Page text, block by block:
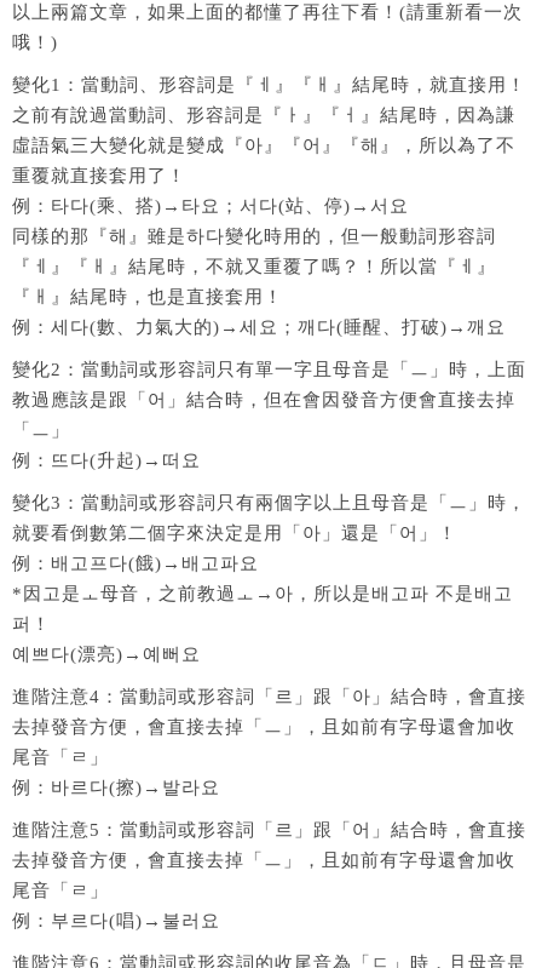
以上兩篇文章，如果上面的都懂了再往下看！(請重新看一次
哦！)
變化1：當動詞、形容詞是『ㅔ』『ㅐ』結尾時，就直接用！
之前有說過當動詞、形容詞是『ㅏ』『ㅓ』結尾時，因為謙
虛語氣三大變化就是變成『아』『어』『해』，所以為了不
重覆就直接套用了！
例：타다(乘、搭)→타요；서다(站、停)→서요
同樣的那『해』雖是하다變化時用的，但一般動詞形容詞
『ㅔ』『ㅐ』結尾時，不就又重覆了嗎？！所以當『ㅔ』
『ㅐ』結尾時，也是直接套用！
例：세다(數、力氣大的)→세요；깨다(睡醒、打破)→깨요
變化2：當動詞或形容詞只有單一字且母音是「ㅡ」時，上面
教過應該是跟「어」結合時，但在會因發音方便會直接去掉
「ㅡ」
例：뜨다(升起)→떠요
變化3：當動詞或形容詞只有兩個字以上且母音是「ㅡ」時，
就要看倒數第二個字來決定是用「아」還是「어」！
例：배고프다(餓)→배고파요
*因고是ㅗ母音，之前教過ㅗ→아，所以是배고파 不是배고
퍼！
예쁘다(漂亮)→예뻐요
進階注意4：當動詞或形容詞「르」跟「아」結合時，會直接
去掉發音方便，會直接去掉「ㅡ」，且如前有字母還會加收
尾音「ㄹ」
例：바르다(擦)→발라요
進階注意5：當動詞或形容詞「르」跟「어」結合時，會直接
去掉發音方便，會直接去掉「ㅡ」，且如前有字母還會加收
尾音「ㄹ」
例：부르다(唱)→불러요
進階注意6：當動詞或形容詞的收尾音為「ㄷ」時，且母音是